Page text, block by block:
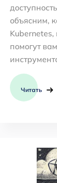
объясним,
помогут
Читать